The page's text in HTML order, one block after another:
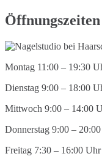
Montag 11:00 – 19:30
Dienstag 9:00 – 18:00
Mittwoch 9:00 – 14:00
Donnerstag 9:00 –
Freitag 7:30 – 16:00 Uhr